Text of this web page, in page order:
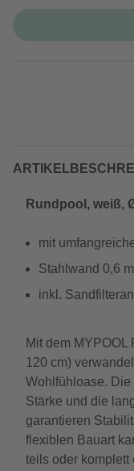
Rundpool, weiß,
mit
Stahlwand 0,6
inkl.
Mit dem
120 cm)
Wohlfühloase. Die
Stärke und die
garantieren
flexiblen Bauart
teils oder